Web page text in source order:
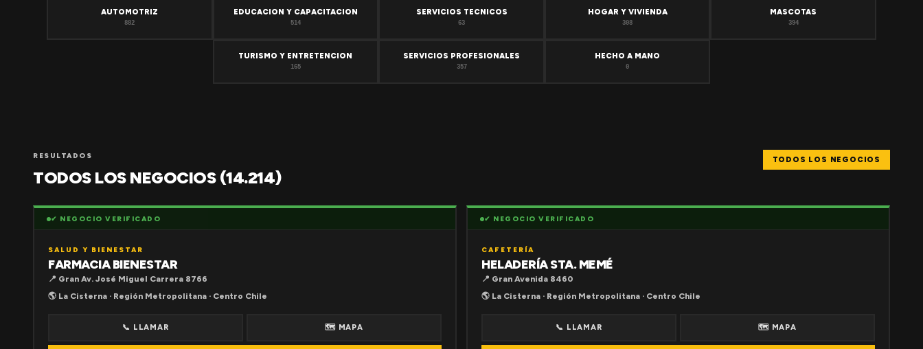
AUTOMOTRIZ
882
EDUCACION Y CAPACITACION
514
SERVICIOS TECNICOS
63
HOGAR Y VIVIENDA
308
MASCOTAS
394
TURISMO Y ENTRETENCION
165
SERVICIOS PROFESIONALES
357
HECHO A MANO
0
RESULTADOS
TODOS LOS NEGOCIOS (14.214)
TODOS LOS NEGOCIOS
✔ NEGOCIO VERIFICADO
SALUD Y BIENESTAR
FARMACIA BIENESTAR
📍 Gran Av. José Miguel Carrera 8766
🌎 La Cisterna · Región Metropolitana · Centro Chile
📞 LLAMAR 🗺 MAPA
✔ NEGOCIO VERIFICADO
CAFETERÍA
HELADERÍA STA. MEMÉ
📍 Gran Avenida 8460
🌎 La Cisterna · Región Metropolitana · Centro Chile
📞 LLAMAR 🗺 MAPA